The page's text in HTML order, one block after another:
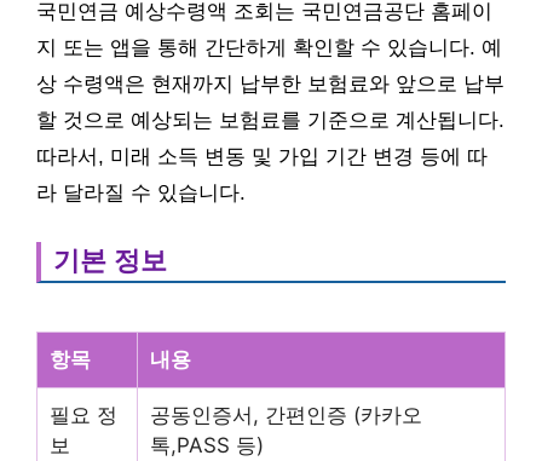
국민연금 예상수령액 조회는 국민연금공단 홈페이
지 또는 앱을 통해 간단하게 확인할 수 있습니다. 예
상 수령액은 현재까지 납부한 보험료와 앞으로 납부
할 것으로 예상되는 보험료를 기준으로 계산됩니다.
따라서, 미래 소득 변동 및 가입 기간 변경 등에 따
라 달라질 수 있습니다.
기본 정보
항목 내용
필요 정
보
공동인증서, 간편인증 (카카오
톡,PASS 등)